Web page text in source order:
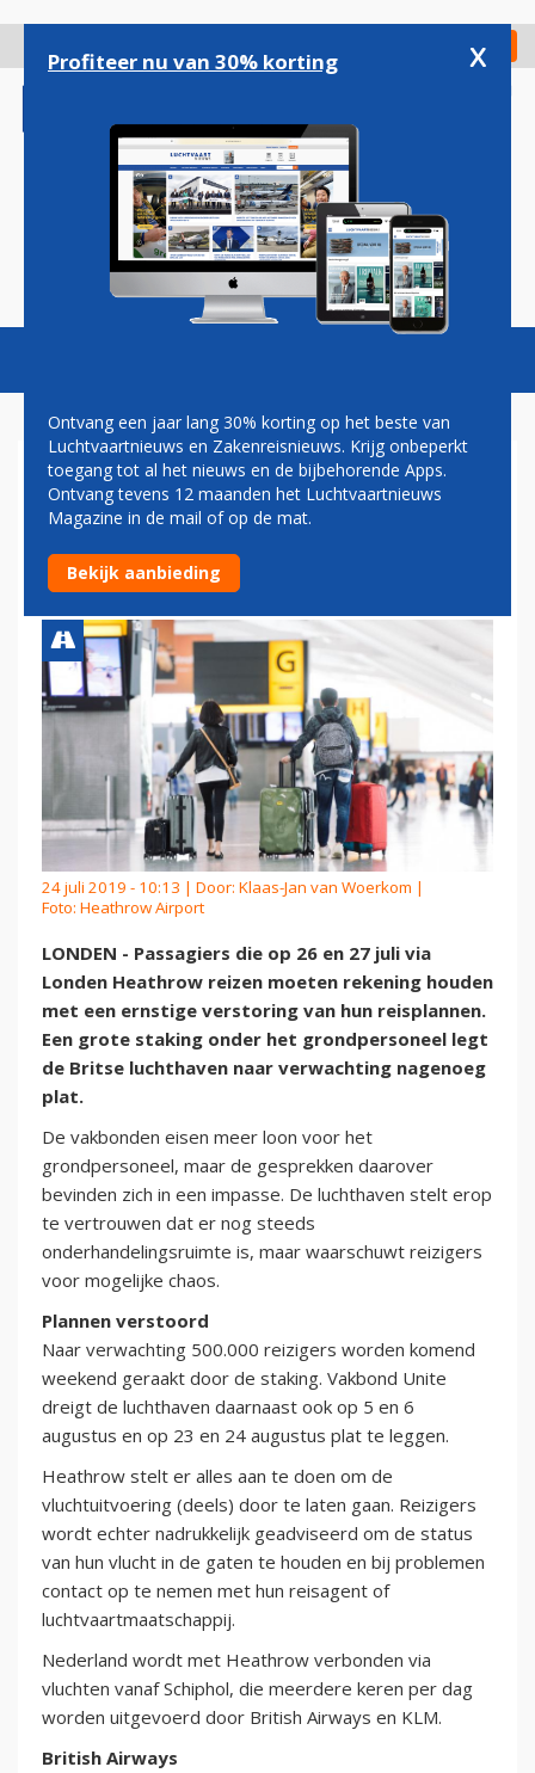
gaan
Check in
Magazine Podcasts Vacatures
ZOMER VOL CHAOS OP
HEATHROW DOOR
STAKINGEN
24 juli 2019 - 10:13 | Door: Klaas-Jan van Woerkom |
Foto: Heathrow Airport
LONDEN - Passagiers die op 26 en 27 juli via
Londen Heathrow reizen moeten rekening houden
met een ernstige verstoring van hun reisplannen.
Een grote staking onder het grondpersoneel legt
de Britse luchthaven naar verwachting nagenoeg
plat.
De vakbonden eisen meer loon voor het
grondpersoneel, maar de gesprekken daarover
bevinden zich in een impasse. De luchthaven stelt erop
te vertrouwen dat er nog steeds
onderhandelingsruimte is, maar waarschuwt reizigers
voor mogelijke chaos.
Plannen verstoord
Naar verwachting 500.000 reizigers worden komend
weekend geraakt door de staking. Vakbond Unite
dreigt de luchthaven daarnaast ook op 5 en 6
augustus en op 23 en 24 augustus plat te leggen.
Heathrow stelt er alles aan te doen om de
vluchtuitvoering (deels) door te laten gaan. Reizigers
wordt echter nadrukkelijk geadviseerd om de status
van hun vlucht in de gaten te houden en bij problemen
contact op te nemen met hun reisagent of
luchtvaartmaatschappij.
Nederland wordt met Heathrow verbonden via
vluchten vanaf Schiphol, die meerdere keren per dag
worden uitgevoerd door British Airways en KLM.
British Airways
Profiteer nu van 30% korting x
Ontvang een jaar lang 30% korting op het beste van
Luchtvaartnieuws en Zakenreisnieuws. Krijg onbeperkt
toegang tot al het nieuws en de bijbehorende Apps.
Ontvang tevens 12 maanden het Luchtvaartnieuws
Magazine in de mail of op de mat.
Bekijk aanbieding